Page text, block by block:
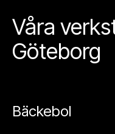
Våra
Göteborg
Bäckebol